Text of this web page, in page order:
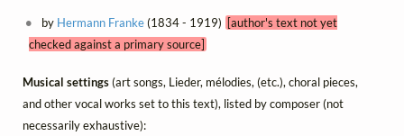
by Hermann Franke(1834 - 1919) [author's text not yet
checked against a primary source]
Musical settings(art songs, Lieder, mélodies, (etc.), choral pieces,
and other vocal works set to this text), listed by composer (not
necessarily exhaustive):